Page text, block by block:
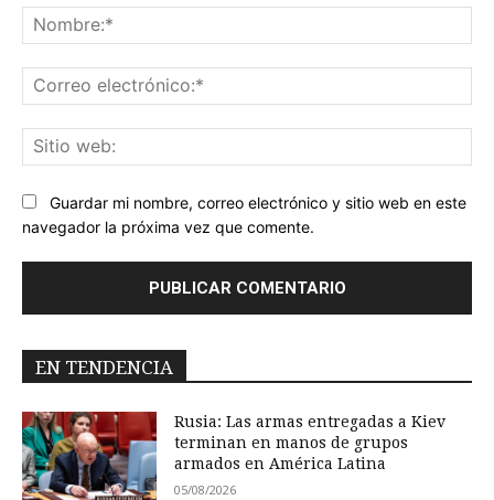
Guardar mi nombre, correo electrónico y sitio web en este
navegador la próxima vez que comente.
EN TENDENCIA
Rusia: Las armas entregadas a Kiev
terminan en manos de grupos
armados en América Latina
05/08/2026